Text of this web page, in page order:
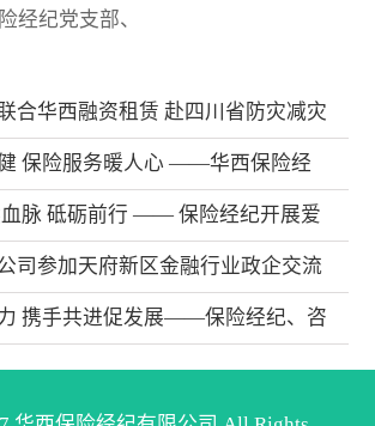
经纪党支部、
合华西融资租赁 赴四川省防灾减灾
全生产月”主题活动
保险服务暖人心 ——华西保险经
党日活动
脉 砥砺前行 —— 保险经纪开展爱
司参加天府新区金融行业政企交流
洁防线
携手共进促发展——保险经纪、咨
部与太平洋财险成都中支第二党支